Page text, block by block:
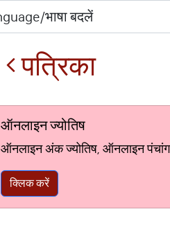
पत्रिका
ऑनलाइन ज्योतिष
ऑनलाइन अंक ज्योतिष, ऑनलाइन
क्लिक करें